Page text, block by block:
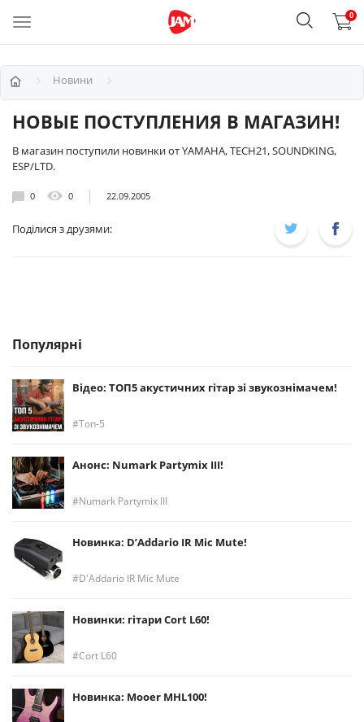
0
Новини
НОВЫЕ ПОСТУПЛЕНИЯ В МАГАЗИН!
В магазин поступили новинки от YAMAHA, TECH21, SOUNDKING,
ESP/LTD.
0 0 22.09.2005
Поділися з друзями:
Популярні
Відео: ТОП5 акустичних гітар зі звукознімачем!
Топ-5
Анонс: Numark Partymix III!
Numark Partymix III
Новинка: D’Addario IR Mic Mute!
D'Addario IR Mic Mute
Новинки: гітари Cort L60!
Cort L60
Новинка: Mooer MHL100!